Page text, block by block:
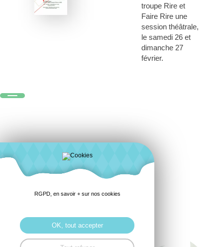
troupe Rire et
Faire Rire une
session théâtrale,
le samedi 26 et
dimanche 27
février.
RGPD, en savoir + sur nos cookies
OK, tout accepter